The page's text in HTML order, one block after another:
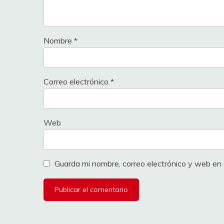
25 Asacan
Nombre *
Correo electrónico *
Web
Guarda mi nombre, correo electrónico y web